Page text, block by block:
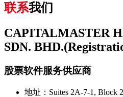
联系我们
CAPITALMASTER
SDN.
股票软件服务供应商
地址：Suites 2A-7-1, Block